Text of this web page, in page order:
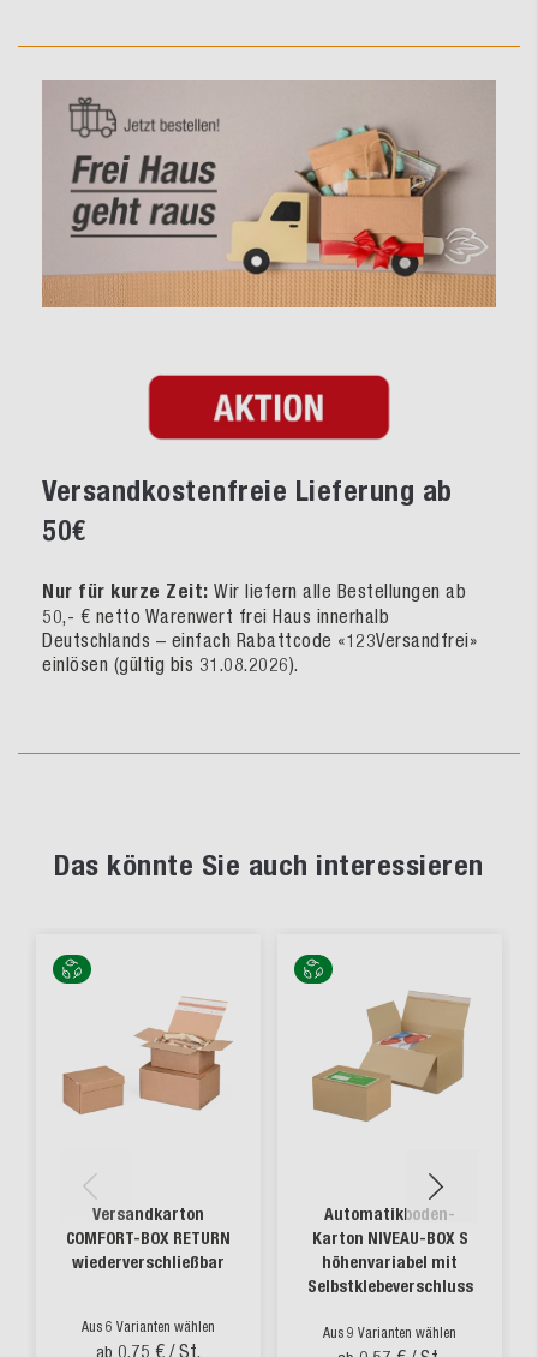
Versandkostenfreie Lieferung ab
50€
Nur für kurze Zeit: Wir liefern alle Bestellungen ab
50,- € netto Warenwert frei Haus innerhalb
Deutschlands – einfach Rabattcode «123Versandfrei»
einlösen (gültig bis 31.08.2026).
Das könnte Sie auch interessieren
Versandkarton
COMFORT-BOX RETURN
wiederverschließbar
Aus 6 Varianten wählen
ab 0,75 € / St.
Automatikboden-
Karton NIVEAU-BOX S
höhenvariabel mit
Selbstklebeverschluss
Aus 9 Varianten wählen